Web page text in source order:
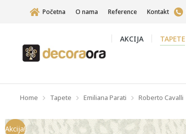
Početna O nama Reference Kontakt
AKCIJA TAPETE
You are here:
Home Tapete Emiliana Parati Roberto Cavalli
Akcija!